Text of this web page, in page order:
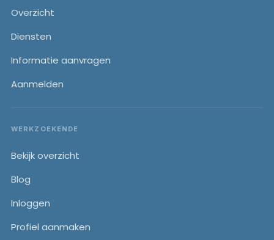
Overzicht
Diensten
Informatie aanvragen
Aanmelden
WERKZOEKENDE
Bekijk overzicht
Blog
Inloggen
Profiel aanmaken